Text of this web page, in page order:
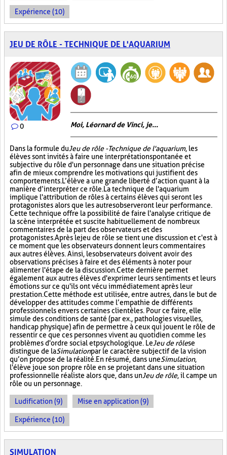
Expérience (10)
JEU DE RÔLE - TECHNIQUE DE L'AQUARIUM
0 Moi, Léornard de Vinci, je...
Dans la formule duJeu de rôle - Technique de l'aquarium, les
élèves sont invités à faire une interprétation spontanée et
subjective du rôle d'un personnage dans une situation précise
afin de mieux comprendre les motivations qui justifient des
comportements. L’élève a une grande liberté d’action quant à la
manière d’interpréter ce rôle. La technique de l'aquarium
implique l'attribution de rôles à certains élèves qui seront les
protagonistes alors que les autres observeront leur performance.
Cette technique offre la possibilité de faire l'analyse critique de
la scène interprétée et suscite habituellement de nombreux
commentaires de la part des observateurs et des
protagonistes. Après le jeu de rôle se tient une discussion et c'est à
ce moment que les observateurs donnent leurs commentaires
aux autres élèves. Ainsi, les observateurs doivent avoir des
observations précises à faire et des éléments à noter pour
alimenter l'étape de la discussion. Cette dernière permet
également aux autres élèves d'exprimer leurs sentiments et leurs
émotions sur ce qu'ils ont vécu immédiatement après leur
prestation. Cette méthode est utilisée, entre autres, dans le but de
développer des attitudes comme l’empathie de différents
professionnels envers certaines clientèles. Pour ce faire, elle
simule des conditions de santé (par ex., pathologies visuelles,
handicap physique) afin de permettre à ceux qui jouent le rôle de
ressentir ce que ces personnes vivent au quotidien comme les
problèmes d'ordre social et psychologique. LeJeu de rôlese
distingue de laSimulationpar le caractère subjectif de la vision
qu’on propose de la réalité. En résumé, dans uneSimulation,
l'élève joue son propre rôle en se projetant dans une situation
professionnelle réaliste alors que, dans unJeu de rôle, il campe un
rôle ou un personnage.
Ludification (9) Mise en application (9)
Expérience (10)
SIMULATION